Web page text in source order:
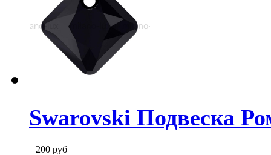
Swarovski Подвеска
200 руб